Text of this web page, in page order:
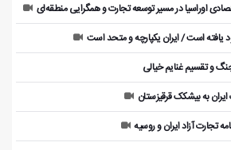
اوراسیا در مسیر توسعه تجارت و همگرایی منطقه‌ای
یافته است / ایران یکپارچه و متحد است
و تقسیم غنایم خیالی
به بیشکک قرقیزستان
تجارت آزاد ایران و روسیه